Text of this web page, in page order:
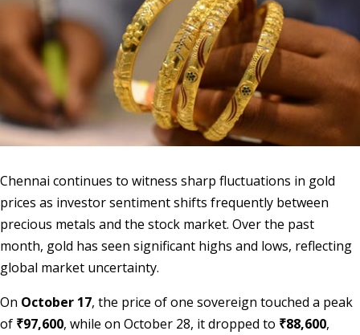
Chennai continues to witness sharp fluctuations in gold
prices as investor sentiment shifts frequently between
precious metals and the stock market. Over the past
month, gold has seen significant highs and lows, reflecting
global market uncertainty.
On October 17, the price of one sovereign touched a peak
of ₹97,600, while on October 28, it dropped to ₹88,600,